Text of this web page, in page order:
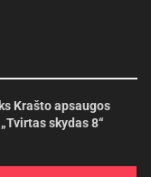
Krašto apsaugos
skydas 8“